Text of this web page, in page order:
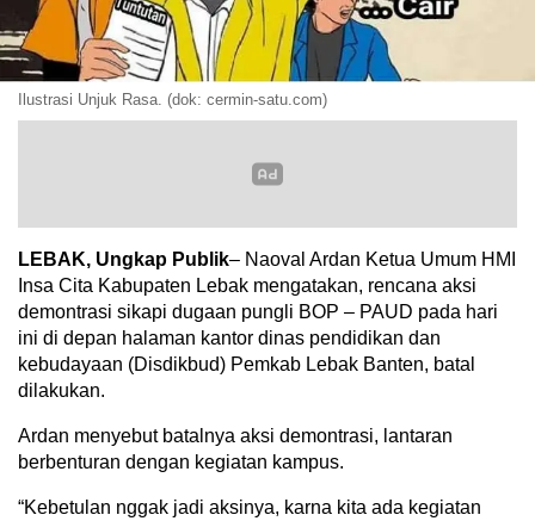
Ilustrasi Unjuk Rasa. (dok: cermin-satu.com)
LEBAK, Ungkap Publik– Naoval Ardan Ketua Umum HMI
Insa Cita Kabupaten Lebak mengatakan, rencana aksi
demontrasi sikapi dugaan pungli BOP – PAUD pada hari
ini di depan halaman kantor dinas pendidikan dan
kebudayaan (Disdikbud) Pemkab Lebak Banten, batal
dilakukan.
Ardan menyebut batalnya aksi demontrasi, lantaran
berbenturan dengan kegiatan kampus.
“Kebetulan nggak jadi aksinya, karna kita ada kegiatan